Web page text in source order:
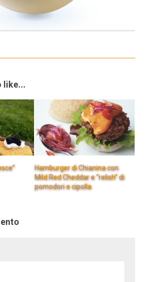
like...
Hamburger di Chianina con
Mild Red Cheddar e “relish” di
pomodori e cipolla